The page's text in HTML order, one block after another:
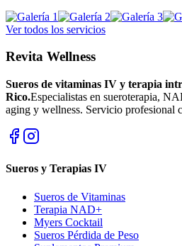
Ver todos los servicios
Revita Wellness
Sueros de vitaminas IV y terapia
Rico.Especialistas en sueroterapia,
aging y wellness. Servicio profesional
Sueros y Terapias IV
Sueros de Vitaminas
Terapia NAD+
Myers Cocktail
Sueros Pérdida de Peso